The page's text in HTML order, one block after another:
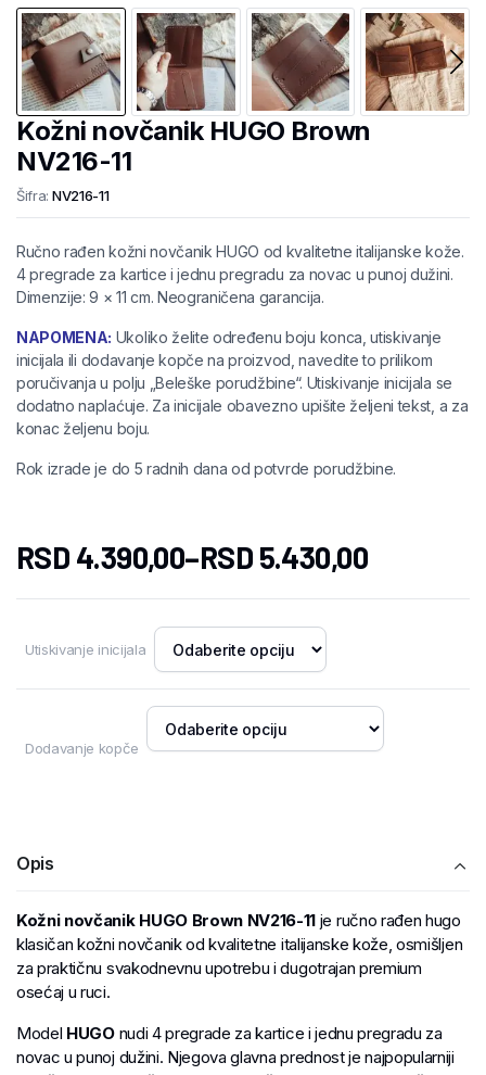
Kožni novčanik HUGO Brown
NV216-11
Šifra: NV216-11
Ručno rađen kožni novčanik HUGO od kvalitetne italijanske kože.
4 pregrade za kartice i jednu pregradu za novac u punoj dužini.
Dimenzije: 9 × 11 cm. Neograničena garancija.
NAPOMENA: Ukoliko želite određenu boju konca, utiskivanje
inicijala ili dodavanje kopče na proizvod, navedite to prilikom
poručivanja u polju „Beleške porudžbine“. Utiskivanje inicijala se
dodatno naplaćuje. Za inicijale obavezno upišite željeni tekst, a za
konac željenu boju.
Rok izrade je do 5 radnih dana od potvrde porudžbine.
RSD 4.390,00–RSD 5.430,00
Utiskivanje inicijala
Dodavanje kopče
Opis
Kožni novčanik HUGO Brown NV216-11 je ručno rađen hugo
klasičan kožni novčanik od kvalitetne italijanske kože, osmišljen
za praktičnu svakodnevnu upotrebu i dugotrajan premium
osećaj u ruci.
Model HUGOnudi 4 pregrade za kartice i jednu pregradu za
novac u punoj dužini. Njegova glavna prednost je najpopularniji